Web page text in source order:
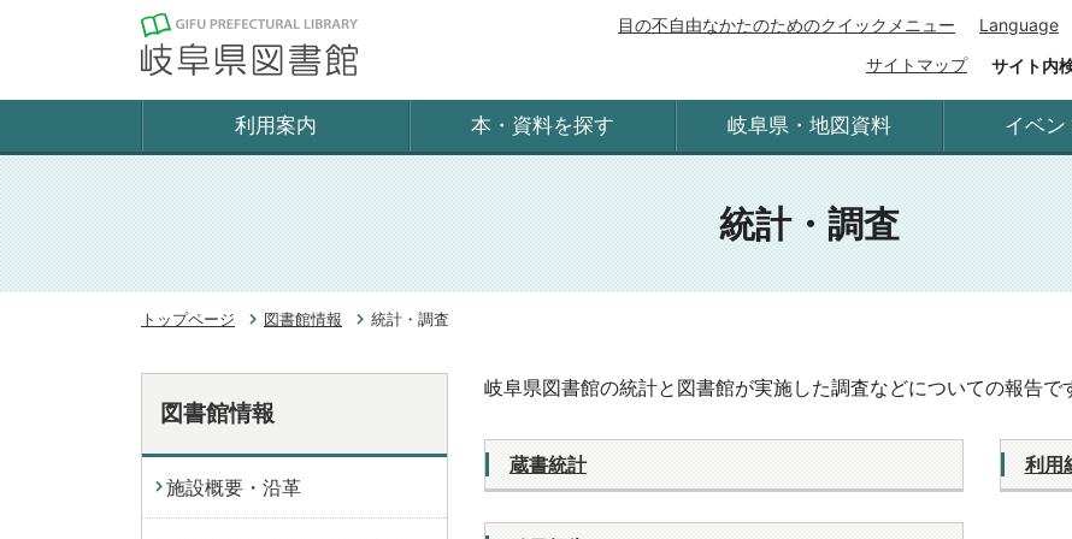
目の不自由なかたのためのクイックメニュー Language
サイトマップ
サイト内
利用案内 本・資料を探す 岐阜県・地図資料 イベン
統計・調査
トップページ 図書館情報 統計・調査
岐阜県図書館の統計と図書館が実施した調査などについての報告で
蔵書統計 利用
図書館情報
施設概要・沿革